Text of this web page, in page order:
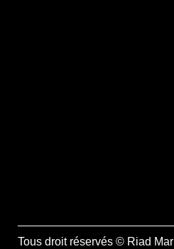
Tous droit réservés © Riad